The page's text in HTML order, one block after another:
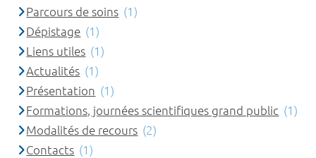
Parcours de soins (1)
Dépistage (1)
Liens utiles (1)
Actualités (1)
Présentation (1)
Formations, journées scientifiques grand public (1)
Modalités de recours (2)
Contacts (1)